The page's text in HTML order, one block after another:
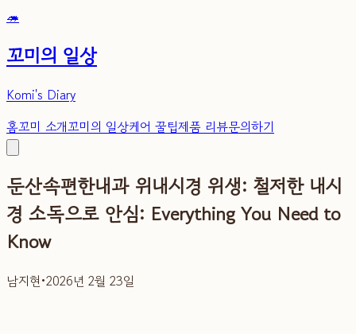
🦔
꼬미의 일상
Komi's Diary
홈꼬미 소개꼬미의 일상케어 꿀팁제품 리뷰문의하기
둔산속편한내과 위내시경 위생: 철저한 내시
경 소독으로 안심: Everything You Need to
Know
남지현•2026년 2월 23일